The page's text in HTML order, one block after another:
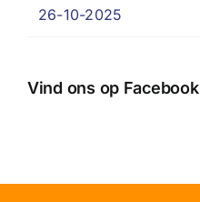
26-10-2025
Vind ons op Facebook